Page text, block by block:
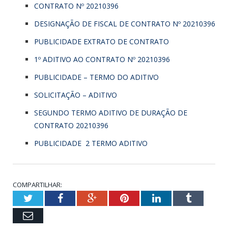
CONTRATO Nº 20210396
DESIGNAÇÃO DE FISCAL DE CONTRATO Nº 20210396
PUBLICIDADE EXTRATO DE CONTRATO
1º ADITIVO AO CONTRATO Nº 20210396
PUBLICIDADE – TERMO DO ADITIVO
SOLICITAÇÃO – ADITIVO
SEGUNDO TERMO ADITIVO DE DURAÇÃO DE
CONTRATO 20210396
PUBLICIDADE 2 TERMO ADITIVO
COMPARTILHAR:
TwitterFacebookGoogle+PinterestLinkedInTumblr
Email